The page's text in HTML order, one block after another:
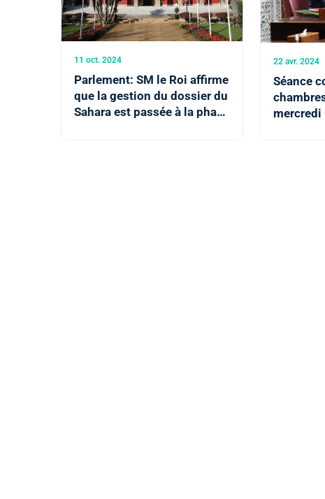
11 oct. 2024
Parlement: SM le Roi affirme
que la gestion du dossier du
Sahara est passée à la phase
22 avr. 2024
Séance
mercredi